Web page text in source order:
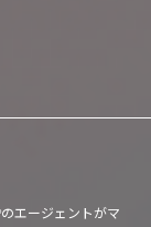
エージェントがマ